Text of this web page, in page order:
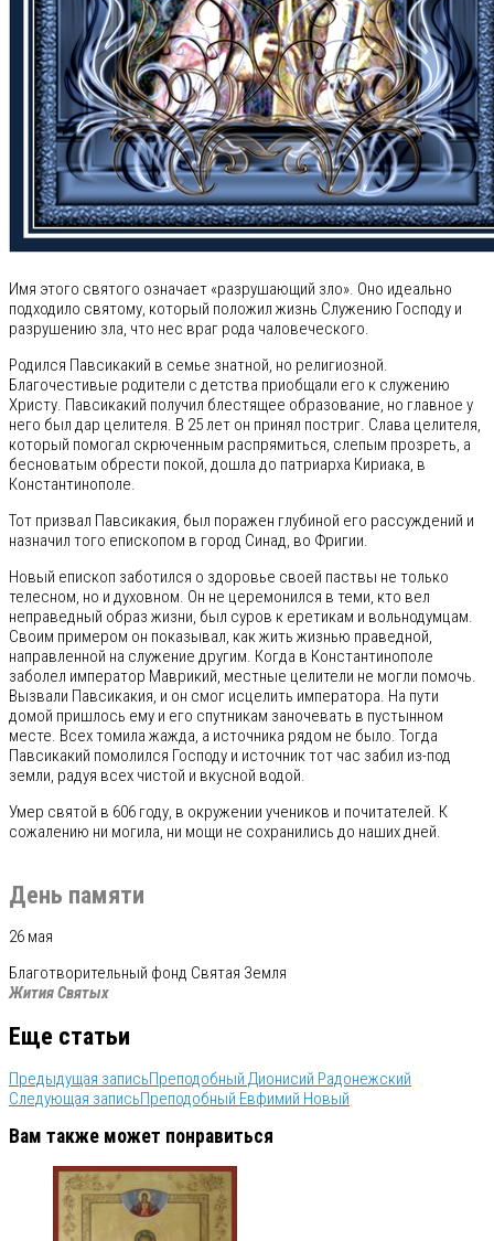
Имя этого святого означает «разрушающий зло». Оно идеально
подходило святому, который положил жизнь Служению Господу и
разрушению зла, что нес враг рода чаловеческого.
Родился Павсикакий в семье знатной, но религиозной.
Благочестивые родители с детства приобщали его к служению
Христу. Павсикакий получил блестящее образование, но главное у
него был дар целителя. В 25 лет он принял постриг. Слава целителя,
который помогал скрюченным распрямиться, слепым прозреть, а
бесноватым обрести покой, дошла до патриарха Кириака, в
Константинополе.
Тот призвал Павсикакия, был поражен глубиной его рассуждений и
назначил того епископом в город Синад, во Фригии.
Новый епископ заботился о здоровье своей паствы не только
телесном, но и духовном. Он не церемонился в теми, кто вел
неправедный образ жизни, был суров к еретикам и вольнодумцам.
Своим примером он показывал, как жить жизнью праведной,
направленной на служение другим. Когда в Константинополе
заболел император Маврикий, местные целители не могли помочь.
Вызвали Павсикакия, и он смог исцелить императора. На пути
домой пришлось ему и его спутникам заночевать в пустынном
месте. Всех томила жажда, а источника рядом не было. Тогда
Павсикакий помолился Господу и источник тот час забил из-под
земли, радуя всех чистой и вкусной водой.
Умер святой в 606 году, в окружении учеников и почитателей. К
сожалению ни могила, ни мощи не сохранились до наших дней.
День памяти
26 мая
Благотворительный фонд Святая Земля
Жития Святых
Еще статьи
Предыдущая записьПреподобный Дионисий Радонежский
Следующая записьПреподобный Евфимий Новый
Вам также может понравиться